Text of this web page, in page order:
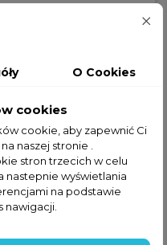
co czyni markę
i
rozwojowi
o szczegóły,
efektywne, ale także
produktów
nowoczesne
a ich
kosztów
Co więcej,Riello
techniczne i
szybką reakcję
na każdym
najwyższej
O Cookies
cookies
cookie, aby zapewnić Ci
naszej stronie .
stron trzecich w celu
nastepnie wyświetlania
na podstawie
nawigacji.